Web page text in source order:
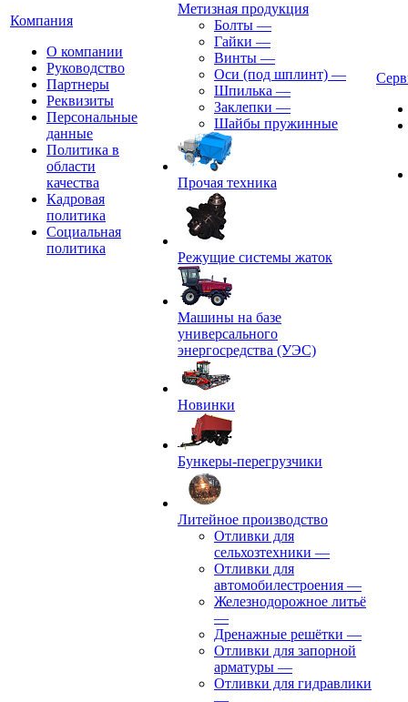
Компания
О компании
Руководство
Партнеры
Реквизиты
Персональные
данные
Политика в
области
качества
Кадровая
политика
Социальная
политика
Метизная продукция
Болты —
Гайки —
Винты —
Оси (под шплинт) —
Шпилька —
Заклепки —
Шайбы пружинные
Прочая техника
Режущие системы жаток
Машины на базе
универсального
энергосредства (УЭС)
Новинки
Бункеры-перегрузчики
Литейное производство
Отливки для
сельхозтехники —
Отливки для
автомобилестроения —
Железнодорожное литьё
—
Дренажные решётки —
Отливки для запорной
арматуры —
Отливки для гидравлики